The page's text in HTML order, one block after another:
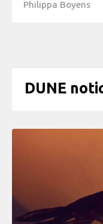
Philippa Boyens
DUNE